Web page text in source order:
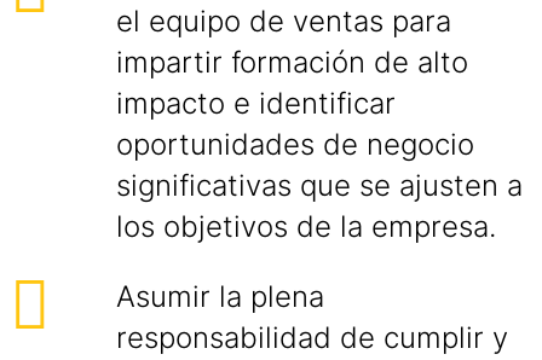
el equipo de ventas para
impartir formación de alto
impacto e identificar
oportunidades de negocio
significativas que se ajusten a
los objetivos de la empresa.
Asumir la plena
responsabilidad de cumplir y